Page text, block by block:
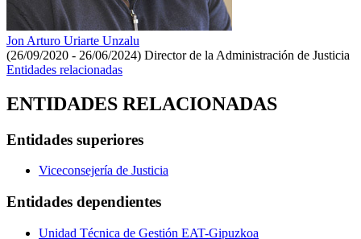
Jon Arturo Uriarte Unzalu
(26/09/2020 - 26/06/2024) Director de la Administración de Justicia
Entidades relacionadas
ENTIDADES RELACIONADAS
Entidades superiores
Viceconsejería de Justicia
Entidades dependientes
Unidad Técnica de Gestión EAT-Gipuzkoa